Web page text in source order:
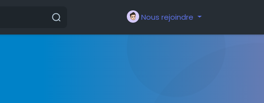
Nous rejoindre